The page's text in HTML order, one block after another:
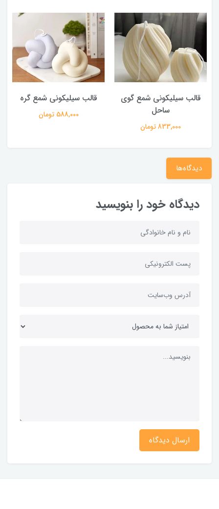
قالب سیلیکونی شمع گوی
ساحل
833,000 تومان
قالب سیلیکونی شمع گره
588,000 تومان
دیدگاه‌ها
دیدگاه خود را بنویسید
ارسال دیدگاه